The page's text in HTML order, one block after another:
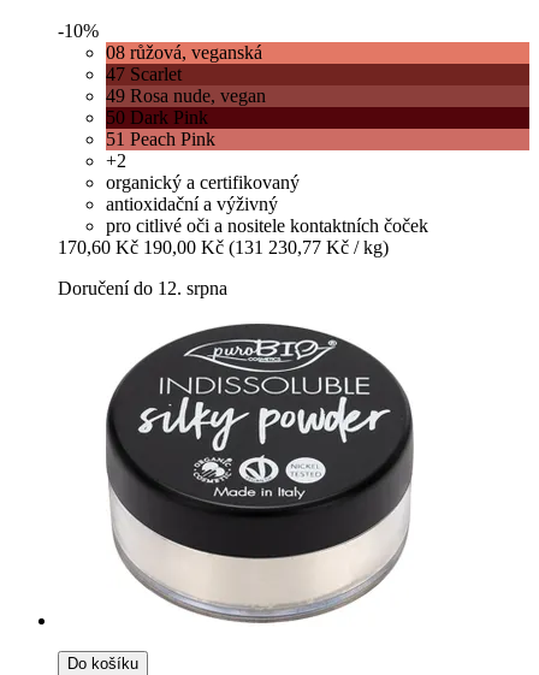
-10%
08 růžová, veganská
47 Scarlet
49 Rosa nude, vegan
50 Dark Pink
51 Peach Pink
+2
organický a certifikovaný
antioxidační a výživný
pro citlivé oči a nositele kontaktních čoček
170,60 Kč 190,00 Kč (131 230,77 Kč / kg)
Doručení do 12. srpna
Do košíku